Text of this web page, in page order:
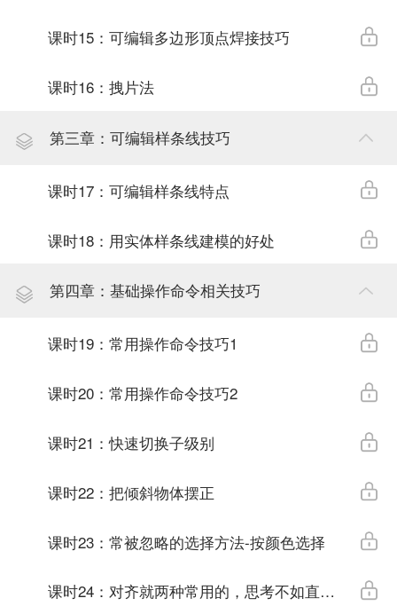
课时15：可编辑多边形顶点焊接技巧
课时16：拽片法
第三章：可编辑样条线技巧
课时17：可编辑样条线特点
课时18：用实体样条线建模的好处
第四章：基础操作命令相关技巧
课时19：常用操作命令技巧1
课时20：常用操作命令技巧2
课时21：快速切换子级别
课时22：把倾斜物体摆正
课时23：常被忽略的选择方法-按颜色选择
课时24：对齐就两种常用的，思考不如直接试